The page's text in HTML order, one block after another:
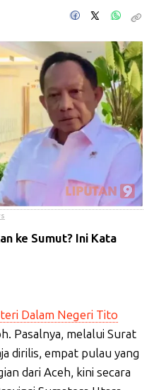
ke Sumut? Ini Kata
Dalam Negeri Tito
Pasalnya, melalui Surat
dirilis, empat pulau yang
dari Aceh, kini secara